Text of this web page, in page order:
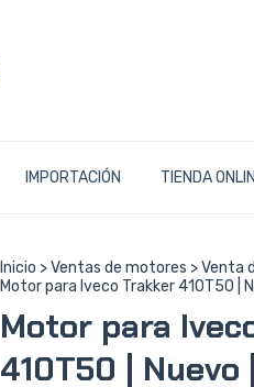
IMPORTACIÓN TIENDA
Inicio >Ventas de motores >Venta
Motor para Iveco Trakker 410T50 |
Motor para
410T50 | Nuevo